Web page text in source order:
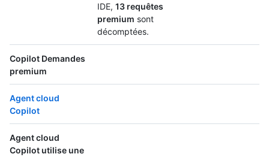
IDE, 13 requêtes
premium sont
décomptées.
Copilot Demandes
premium
Agent cloud
Copilot
Agent cloud
Copilot utilise une